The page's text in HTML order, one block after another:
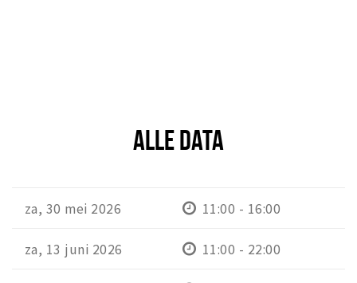
ALLE DATA
za, 30 mei 2026 11:00 - 16:00
za, 13 juni 2026 11:00 - 22:00